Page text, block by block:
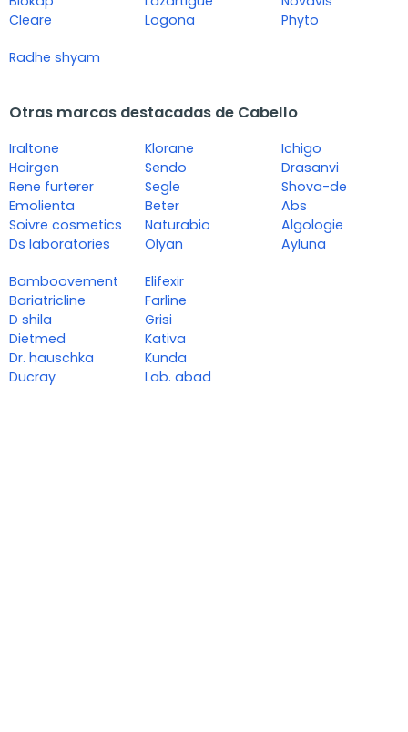
Cleare
Logona
Phyto
Radhe shyam
Otras marcas destacadas de Cabello
Iraltone
Hairgen
Rene furterer
Emolienta
Soivre cosmetics
Ds laboratories
Klorane
Sendo
Segle
Beter
Naturabio
Olyan
Ichigo
Drasanvi
Shova-de
Abs
Algologie
Ayluna
Bamboovement
Bariatricline
D shila
Dietmed
Dr. hauschka
Ducray
Elifexir
Farline
Grisi
Kativa
Kunda
Lab. abad